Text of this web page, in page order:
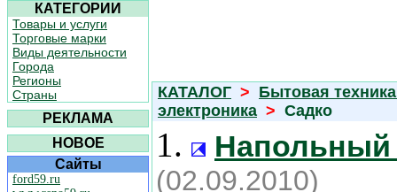
КАТЕГОРИИ
Товары и услуги
Торговые марки
Виды деятельности
Города
Регионы
Страны
РЕКЛАМА
НОВОЕ
Сайты
ford59.ru
КАТАЛОГ > Бытовая
электроника > Садко
1. Напольный
(02.09.2010)